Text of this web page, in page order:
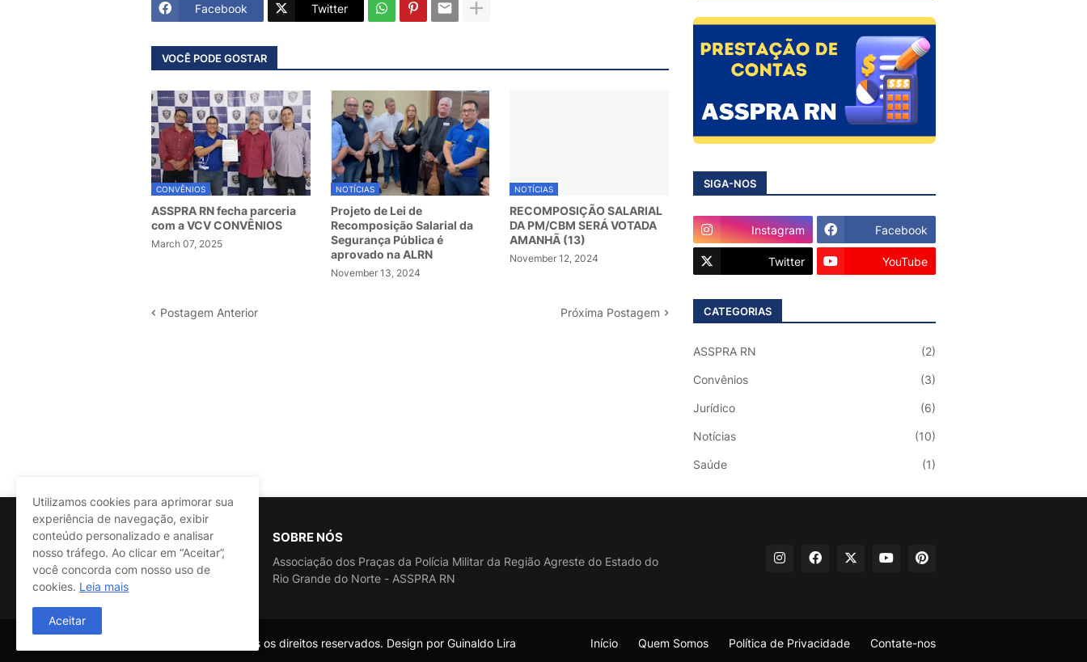
Facebook Twitter
VOCÊ PODE GOSTAR
CONVÊNIOS
ASSPRA RN fecha parceria
com a VCV CONVÊNIOS
March 07, 2025
NOTÍCIAS
Projeto de Lei de
Recomposição Salarial da
Segurança Pública é
aprovado na ALRN
November 13, 2024
NOTÍCIAS
RECOMPOSIÇÃO SALARIAL
DA PM/CBM SERÁ VOTADA
AMANHÃ (13)
November 12, 2024
Postagem Anterior Próxima Postagem
SIGA-NOS
Instagram Facebook
Twitter YouTube
CATEGORIAS
ASSPRA RN (2)
Convênios (3)
Jurídico (6)
Notícias (10)
Saúde (1)
SOBRE NÓS
Associação dos Praças da Polícia Militar da Região Agreste do Estado do
Rio Grande do Norte - ASSPRA RN
@ASSPRA RN Todos os direitos reservados. Design por Guinaldo Lira Início Quem Somos Política de Privacidade Contate-nos
Utilizamos cookies para aprimorar sua
experiência de navegação, exibir
conteúdo personalizado e analisar
nosso tráfego. Ao clicar em “Aceitar”,
você concorda com nosso uso de
cookies. Leia mais
Aceitar